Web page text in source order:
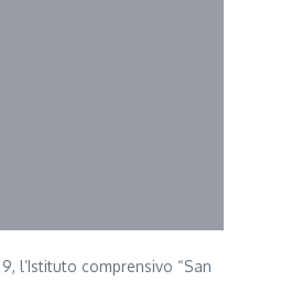
l’Istituto comprensivo “San